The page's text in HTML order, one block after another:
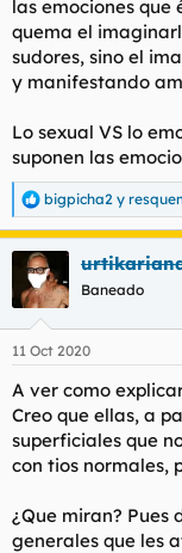
las emociones que
quema el
sudores, sino el
y manifestando
Lo sexual VS lo
suponen las
R
e
a
c
i
e
:
bigpicha2 y
Baneado
11 Oct 2020
A ver como
Creo que ellas, a
superficiales que
con tios normales,
¿Que miran? Pues
generales que les